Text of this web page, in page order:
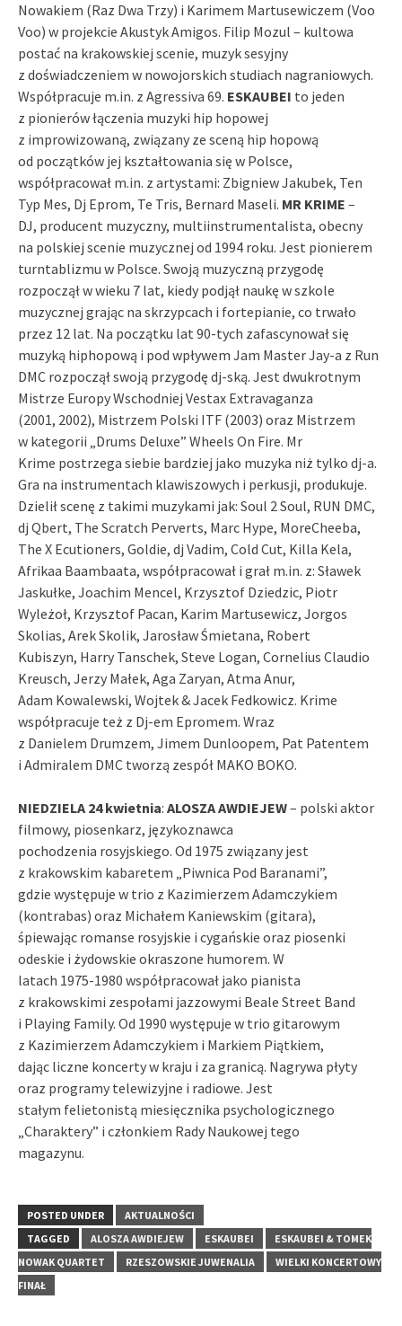
Nowakiem (Raz Dwa Trzy) i Karimem Martusewiczem (Voo
Voo) w projekcie Akustyk Amigos. Filip Mozul – kultowa
postać na krakowskiej scenie, muzyk sesyjny
z doświadczeniem w nowojorskich studiach nagraniowych.
Współpracuje m.in. z Agressiva 69. ESKAUBEI to jeden
z pionierów łączenia muzyki hip hopowej
z improwizowaną, związany ze sceną hip hopową
od początków jej kształtowania się w Polsce,
współpracował m.in. z artystami: Zbigniew Jakubek, Ten
Typ Mes, Dj Eprom, Te Tris, Bernard Maseli. MR KRIME –
DJ, producent muzyczny, multiinstrumentalista, obecny
na polskiej scenie muzycznej od 1994 roku. Jest pionierem
turntablizmu w Polsce. Swoją muzyczną przygodę
rozpoczął w wieku 7 lat, kiedy podjął naukę w szkole
muzycznej grając na skrzypcach i fortepianie, co trwało
przez 12 lat. Na początku lat 90-tych zafascynował się
muzyką hiphopową i pod wpływem Jam Master Jay-a z Run
DMC rozpoczął swoją przygodę dj-ską. Jest dwukrotnym
Mistrze Europy Wschodniej Vestax Extravaganza
(2001, 2002), Mistrzem Polski ITF (2003) oraz Mistrzem
w kategorii „Drums Deluxe” Wheels On Fire. Mr
Krime postrzega siebie bardziej jako muzyka niż tylko dj-a.
Gra na instrumentach klawiszowych i perkusji, produkuje.
Dzielił scenę z takimi muzykami jak: Soul 2 Soul, RUN DMC,
dj Qbert, The Scratch Perverts, Marc Hype, MoreCheeba,
The X Ecutioners, Goldie, dj Vadim, Cold Cut, Killa Kela,
Afrikaa Baambaata, współpracował i grał m.in. z: Sławek
Jaskułke, Joachim Mencel, Krzysztof Dziedzic, Piotr
Wyleżoł, Krzysztof Pacan, Karim Martusewicz, Jorgos
Skolias, Arek Skolik, Jarosław Śmietana, Robert
Kubiszyn, Harry Tanschek, Steve Logan, Cornelius Claudio
Kreusch, Jerzy Małek, Aga Zaryan, Atma Anur,
Adam Kowalewski, Wojtek & Jacek Fedkowicz. Krime
współpracuje też z Dj-em Epromem. Wraz
z Danielem Drumzem, Jimem Dunloopem, Pat Patentem
i Admiralem DMC tworzą zespół MAKO BOKO.
NIEDZIELA 24 kwietnia: ALOSZA AWDIEJEW– polski aktor
filmowy, piosenkarz, językoznawca
pochodzenia rosyjskiego. Od 1975 związany jest
z krakowskim kabaretem „Piwnica Pod Baranami”,
gdzie występuje w trio z Kazimierzem Adamczykiem
(kontrabas) oraz Michałem Kaniewskim (gitara),
śpiewając romanse rosyjskie i cygańskie oraz piosenki
odeskie i żydowskie okraszone humorem. W
latach 1975-1980 współpracował jako pianista
z krakowskimi zespołami jazzowymi Beale Street Band
i Playing Family. Od 1990 występuje w trio gitarowym
z Kazimierzem Adamczykiem i Markiem Piątkiem,
dając liczne koncerty w kraju i za granicą. Nagrywa płyty
oraz programy telewizyjne i radiowe. Jest
stałym felietonistą miesięcznika psychologicznego
„Charaktery” i członkiem Rady Naukowej tego
magazynu.
POSTED UNDER
AKTUALNOŚCI
TAGGED
ALOSZA AWDIEJEW ESKAUBEI
ESKAUBEI & TOMEK
NOWAK QUARTET
RZESZOWSKIE JUWENALIA
WIELKI KONCERTOWY
FINAŁ